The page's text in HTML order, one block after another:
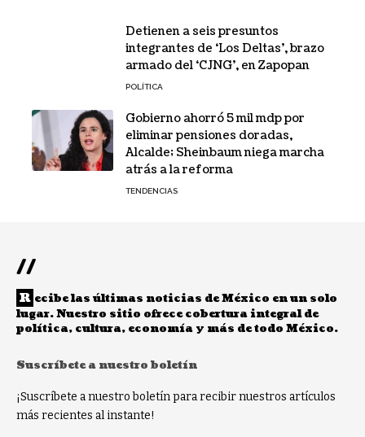
Detienen a seis presuntos
integrantes de ‘Los Deltas’, brazo
armado del ‘CJNG’, en Zapopan
POLÍTICA
Gobierno ahorró 5 mil mdp por
eliminar pensiones doradas,
Alcalde; Sheinbaum niega marcha
atrás a la reforma
TENDENCIAS
//
R ecibe las últimas noticias de México en un solo
lugar. Nuestro sitio ofrece cobertura integral de
política, cultura, economía y más de todo México.
Suscríbete a nuestro boletín
¡Suscríbete a nuestro boletín para recibir nuestros artículos
más recientes al instante!